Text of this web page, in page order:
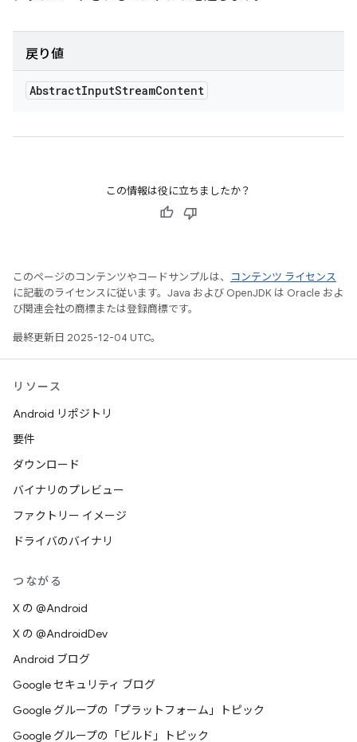
戻り値
AbstractInputStreamContent
この情報は役に立ちましたか？
このページのコンテンツやコードサンプルは、
コンテンツ ライセンス
に記載のライセンスに従います。Java および OpenJDK は Oracle およ
び関連会社の商標または登録商標です。
最終更新日 2025-12-04 UTC。
リソース
Android リポジトリ
要件
ダウンロード
バイナリのプレビュー
ファクトリー イメージ
ドライバのバイナリ
つながる
X の @Android
X の @AndroidDev
Android ブログ
Google セキュリティ ブログ
Google グループの「プラットフォーム」トピック
Google グループの「ビルド」トピック